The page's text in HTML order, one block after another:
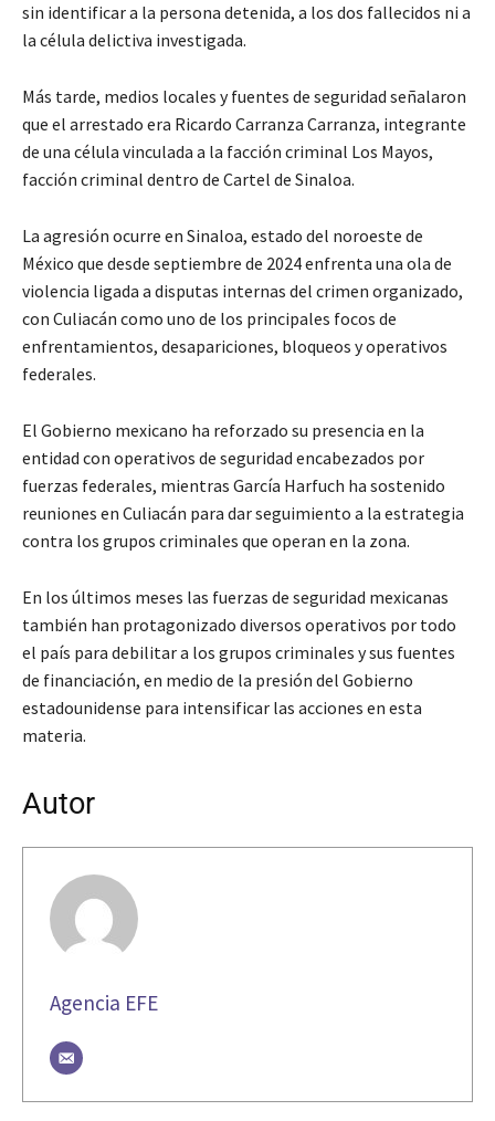
sin identificar a la persona detenida, a los dos fallecidos ni a
la célula delictiva investigada.
Más tarde, medios locales y fuentes de seguridad señalaron
que el arrestado era Ricardo Carranza Carranza, integrante
de una célula vinculada a la facción criminal Los Mayos,
facción criminal dentro de Cartel de Sinaloa.
La agresión ocurre en Sinaloa, estado del noroeste de
México que desde septiembre de 2024 enfrenta una ola de
violencia ligada a disputas internas del crimen organizado,
con Culiacán como uno de los principales focos de
enfrentamientos, desapariciones, bloqueos y operativos
federales.
El Gobierno mexicano ha reforzado su presencia en la
entidad con operativos de seguridad encabezados por
fuerzas federales, mientras García Harfuch ha sostenido
reuniones en Culiacán para dar seguimiento a la estrategia
contra los grupos criminales que operan en la zona.
En los últimos meses las fuerzas de seguridad mexicanas
también han protagonizado diversos operativos por todo
el país para debilitar a los grupos criminales y sus fuentes
de financiación, en medio de la presión del Gobierno
estadounidense para intensificar las acciones en esta
materia.
Autor
Agencia EFE